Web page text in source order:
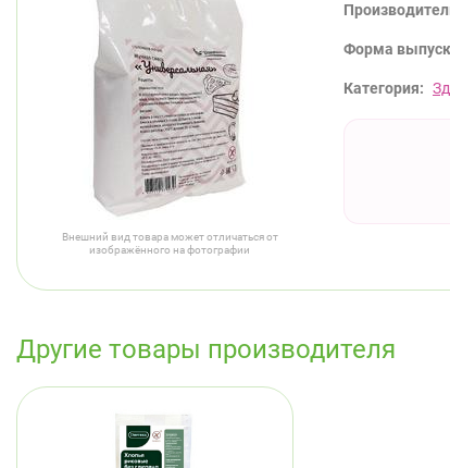
Внешний вид товара может отличаться от
изображённого на фотографии
Форма
Категория:
Другие товары производителя